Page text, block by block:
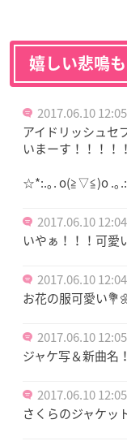
嬉しい悲鳴も
2017.06.10 12:05
アイドリッシュセ
いまーす！！！！！
☆*:.｡. o(≧▽≦)o .｡
2017.06.10 12:04
いやぁ！！！可愛
2017.06.10 12:04
お花の服可愛い
2017.06.10 12:05
ジャケ写＆新曲名
2017.06.10 12:05
さくらのジャケッ